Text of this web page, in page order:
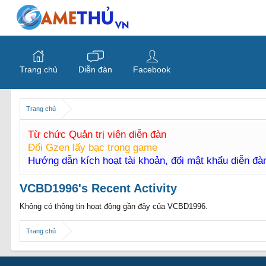
Trang chủ
Từ chức Quản trị viên diễn đàn
Đổi Gzen lấy bạc trong game
Hướng dẫn kích hoạt tài khoản, đổi mật khẩu diễn
VCBD1996's Recent Activity
Không có thông tin hoạt động gần đây của VCBD1996.
Trang chủ
Trang chủ Diễn đàn Facebook